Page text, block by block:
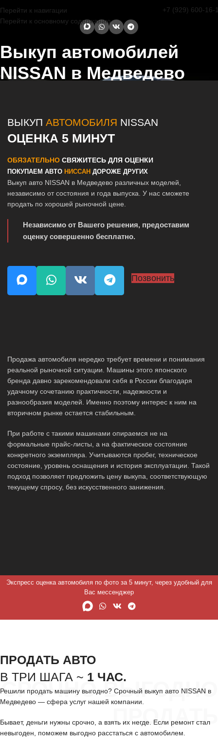
Перейти к навигации
Перейти к основному содержанию
+7 (929) 600-16-
Выкуп автомобилей
NISSAN в Медведево
ВЫКУП АВТОМОБИЛЯ NISSAN
ОЦЕНКА 5 МИНУТ
ОБЯЗАТЕЛЬНО СВЯЖИТЕСЬ ДЛЯ ОЦЕНКИ
ПОКУПАЕМ АВТО НИССАН ДОРОЖЕ ДРУГИХ
Выкуп авто NISSAN в Медведево различных моделей,
независимо от состояния и года выпуска. У нас сможете
продать по хорошей рыночной цене.
Независимо от Вашего решения, предоставим
оценку совершенно бесплатно.
Позвонить
Продажа автомобиля нередко требует времени и понимания
реальной рыночной ситуации. Машины этого японского
бренда давно зарекомендовали себя в России благодаря
удачному сочетанию практичности, надежности и
разнообразия моделей. Именно поэтому интерес к ним на
вторичном рынке остается стабильным.
При работе с такими машинами опираемся не на
формальные прайс-листы, а на фактическое состояние
конкретного экземпляра. Учитываются пробег, техническое
состояние, уровень оснащения и история эксплуатации. Такой
подход позволяет предложить цену выкупа, соответствующую
текущему спросу, без искусственного занижения.
Экспресс оценка автомобиля по фото за 5 минут, через удобный для
Вас мессенджер
СРОЧНО ВЫГОДНО
ПРОДАТЬ
ПРОДАТЬ АВТО
В ТРИ ШАГА ~ 1 ЧАС.
Решили продать машину выгодно? Срочный выкуп авто NISSAN в
Медведево — сфера услуг нашей компании.
Бывает, деньги нужны срочно, а взять их негде. Если ремонт стал
невыгоден, поможем выгодно расстаться с автомобилем.